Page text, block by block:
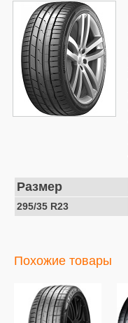
Размер
295/35 R23
Похожие товары